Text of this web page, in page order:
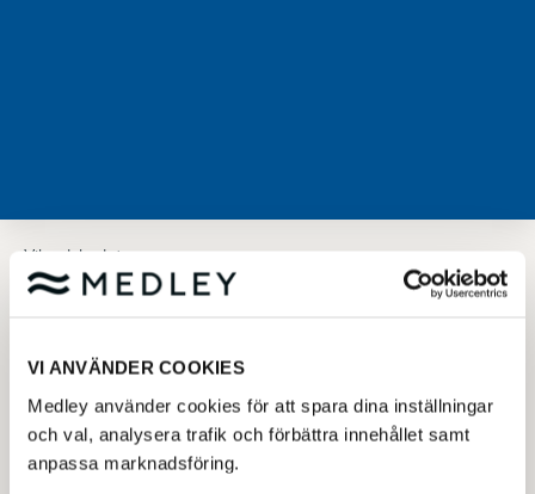
VI ANVÄNDER COOKIES
Medley använder cookies för att spara dina inställningar
och val, analysera trafik och förbättra innehållet samt
anpassa marknadsföring.
Vilundabadet
träning
Här kan du köpa våra klippkort för bad-och träning,
observera att utbudet varierar beroende på
anläggning. På vissa av anläggningarna tillkommer